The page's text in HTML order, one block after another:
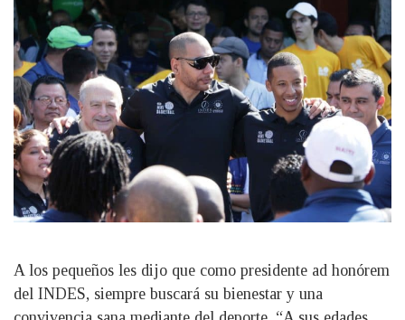
A los pequeños les dijo que como presidente ad honórem
del INDES, siempre buscará su bienestar y una